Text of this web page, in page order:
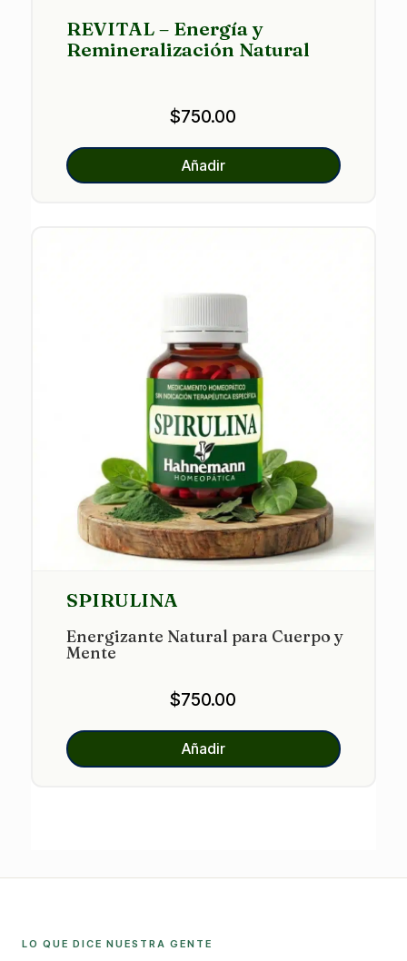
REVITAL – Energía y
Remineralización Natural
$750.00
Añadir
SPIRULINA
Energizante Natural para Cuerpo y
Mente
$750.00
Añadir
LO QUE DICE NUESTRA GENTE